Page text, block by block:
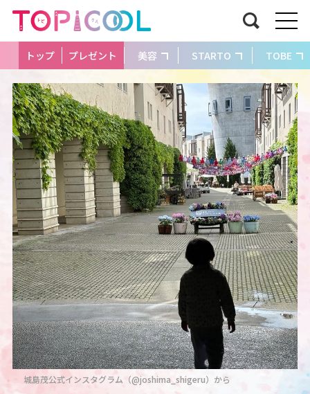
トップ プレゼント 美容 STARTO TOBE
城島茂公式インスタグラム（@joshima_shigeru）から